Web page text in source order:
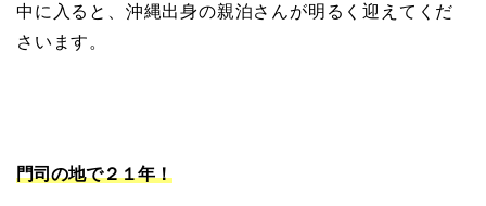
中に入ると、沖縄出身の親泊さんが明るく迎えてくだ
さいます。
門司の地で２１年！